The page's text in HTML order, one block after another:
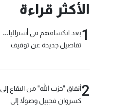
الأكثر قراءة
1بعد انكشافهم في أستراليا...
تفاصيل جديدة عن توقيف
2أنفاق "حزب الله" من البقاع إلى
كسروان فجبيل وصولاً إلى